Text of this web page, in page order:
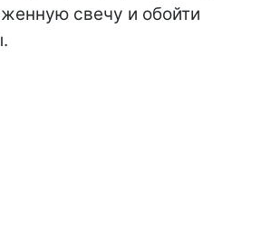
свечу и обойти